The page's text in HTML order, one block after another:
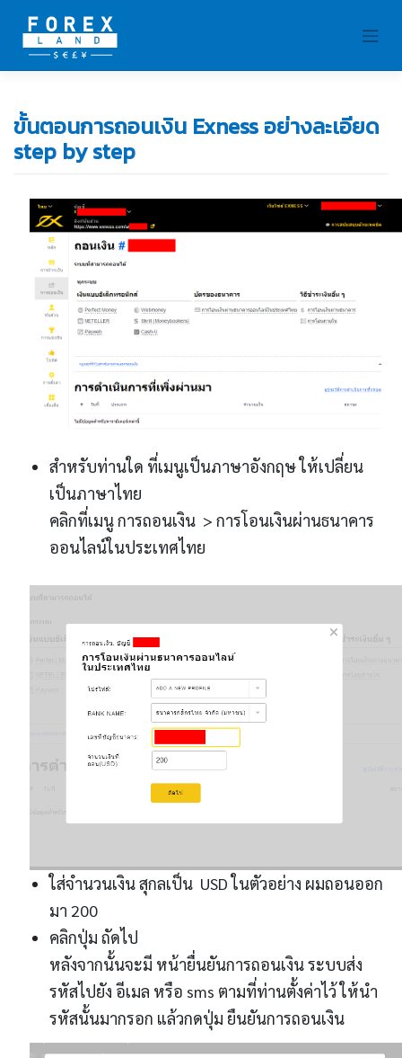
content
ขั้นตอนการถอนเงิน Exness อย่างละเอียด
step by step
สำหรับท่านใด ที่เมนูเป็นภาษาอังกฤษ ให้เปลี่ยน
เป็นภาษาไทย
คลิกที่เมนู การถอนเงิน > การโอนเงินผ่านธนาคาร
ออนไลน์ในประเทศไทย
ใส่จำนวนเงิน สุกลเป็น USD ในตัวอย่าง ผมถอนออก
มา 200
คลิกปุ่ม ถัดไป
หลังจากนั้นจะมี หน้ายื่นยันการถอนเงิน ระบบส่ง
รหัสไปยัง อีเมล หรือ sms ตามที่ท่านตั้งค่าไว้ ให้นำ
รหัสนั้นมากรอก แล้วกดปุ่ม ยืนยันการถอนเงิน